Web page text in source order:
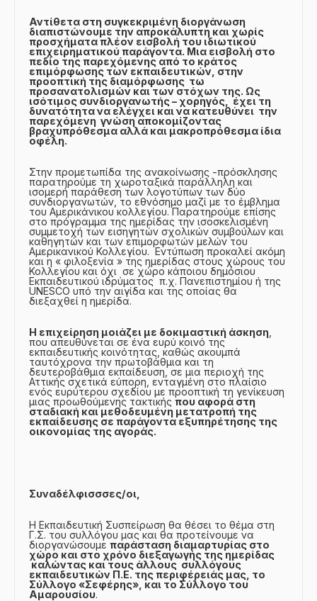
Αντίθετα στη συγκεκριμένη διοργάνωση
διαπιστώνουμε την απροκάλυπτη και χωρίς
προσχήματα πλέον εισβολή του ιδιωτικού
επιχειρηματικού παράγοντα. Μια εισβολή στο
πεδίο της παρεχόμενης από το κράτος
επιμόρφωσης των εκπαιδευτικών, στην
προοπτική της διαμόρφωσης τω
προσανατολισμών και των στόχων της. Ως
ισότιμος συνδιοργανωτής – χορηγός, έχει τη
δυνατότητα να ελέγχει και να κατευθύνει την
παρεχόμενη γνώση αποκομίζοντας
βραχυπρόθεσμα αλλά και μακροπρόθεσμα ίδια
οφέλη.
Στην προμετωπίδα της ανακοίνωσης -πρόσκλησης
παρατηρούμε τη χωροταξικά παράλληλη και
ισομερή παράθεση των λογοτύπων των δύο
συνδιοργανωτών, το εθνόσημο μαζί με το έμβλημα
του Αμερικάνικου κολλεγίου. Παρατηρούμε επίσης
στο πρόγραμμα της ημερίδας την ισοσκελισμένη
συμμετοχή των εισηγητών σχολικών συμβούλων και
καθηγητών και των επιμορφωτών μελών του
Αμερικανικού Κολλεγίου. Εντύπωση προκαλεί ακόμη
και η « φιλοξενία » της ημερίδας στους χώρους του
Κολλεγίου και όχι σε χώρο κάποιου δημόσιου
Εκπαιδευτικού ιδρύματος π.χ. Πανεπιστημίου ή της
UNESCO υπό την αιγίδα και της οποίας θα
διεξαχθεί η ημερίδα.
Η επιχείρηση μοιάζει με δοκιμαστική άσκηση
που απευθύνεται σε ένα ευρύ κοινό της
εκπαιδευτικής κοινότητας, καθώς ακουμπά
ταυτόχρονα την πρωτοβάθμια και τη
δευτεροβάθμια εκπαίδευση, σε μια περιοχή της
Αττικής σχετικά εύπορη, ενταγμένη στο πλαίσιο
ενός ευρύτερου σχεδίου με προοπτική τη γενίκευση
μιας προωθούμενης τακτικής που αφορά στη
σταδιακή και μεθοδευμένη μετατροπή της
εκπαίδευσης σε παράγοντα εξυπηρέτησης της
οικονομίας της αγοράς.
Συναδέλφισσσες/οι,
Η Εκπαιδευτική Συσπείρωση θα θέσει το θέμα στη
Γ.Σ. του συλλόγου μας και θα προτείνουμε να
διοργανώσουμε παράσταση διαμαρτυρίας στο
χώρο και στο χρόνο διεξαγωγής της ημερίδας
καλώντας και τους άλλους συλλόγους
εκπαιδευτικών Π.Ε. της περιφέρειάς μας, το
Σύλλογο «Σεφέρης», και το Σύλλογο του
Αμαρουσίου.